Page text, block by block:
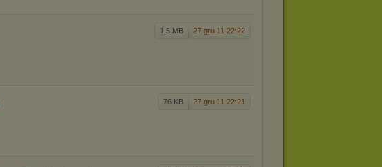
1,5 MB 27 gru 11 22:22
76 KB 27 gru 11 22:21